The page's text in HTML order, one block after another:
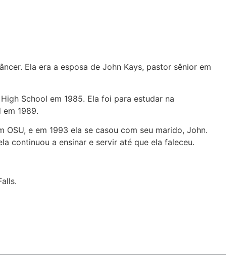
Ela era a esposa de John Kays, pastor sênior em
School em 1985. Ela foi para estudar na
1989.
e em 1993 ela se casou com seu marido, John.
continuou a ensinar e servir até que ela faleceu.